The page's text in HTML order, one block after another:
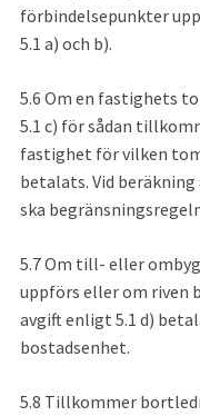
förbindelsepunkter
5.1 a) och b).
5.6 Om en fastighets
5.1 c) för sådan
fastighet för vilken
betalats. Vid
ska
5.7Om till- eller
uppförs eller om riven
avgift enligt 5.1 d)
bostadsenhet.
5.8 Tillkommer